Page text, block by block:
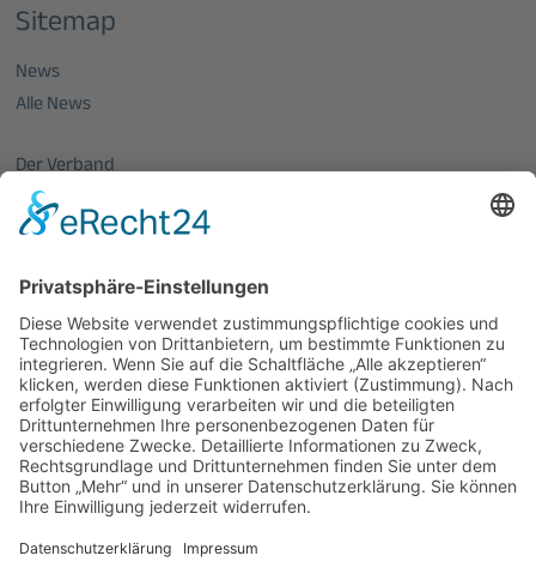
Sitemap
News
Alle News
Der Verband
Über uns
Mitglieder vom OptecNet
Mitglied werden
PHOTONICS GERMANY
Vorstand
Veranstaltungen
Alle Veranstaltungen
Jobs
Alle Jobs